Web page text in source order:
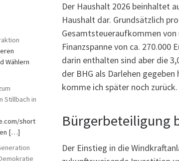
Der Haushalt 2026 beinhaltet
Haushalt dar. Grundsätzlich
Gesamtsteueraufkommen von
Finanzspanne von ca. 270.000
darin enthalten sind aber die
der BHG als Darlehen
komme ich später noch zurück.
Bürgerbeteiligung
Der Einstieg in die
Wählern
Stillbach in
short
[…]